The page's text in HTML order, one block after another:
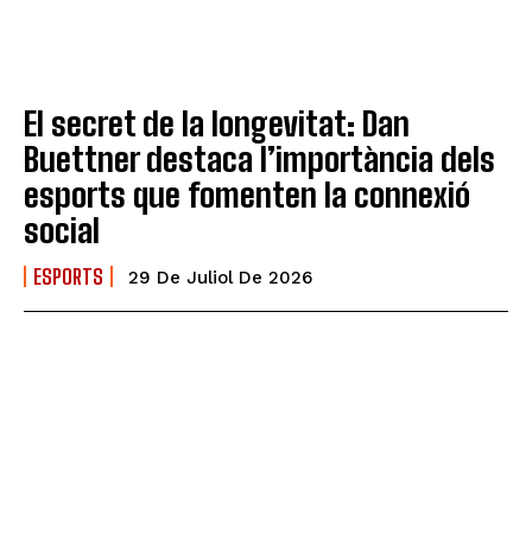
El secret de la longevitat: Dan
Buettner destaca l’importància dels
esports que fomenten la connexió
social
ESPORTS 29 De Juliol De 2026